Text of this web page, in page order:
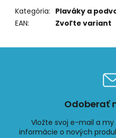
Kategória: Plaváky a
EAN: Zvoľte variant
Odoberať
Vložte svoj e-mail a
informácie o nových